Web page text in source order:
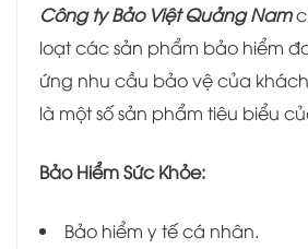
Công ty Bảo Việt Quảng Nam
loạt các sản phẩm bảo hiểm
ứng nhu cầu bảo vệ của
là một số sản phẩm tiêu biểu
Bảo Hiểm Sức Khỏe:
Bảo hiểm y tế cá nhân.